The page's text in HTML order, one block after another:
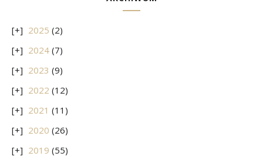
2025 (2)
2024 (7)
2023 (9)
2022 (12)
2021 (11)
2020 (26)
2019 (55)